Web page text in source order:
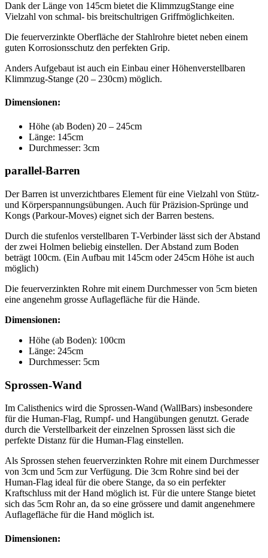
Dank der Länge von 145cm bietet die KlimmzugStange eine
Vielzahl von schmal- bis breitschultrigen Griffmöglichkeiten.
Die feuerverzinkte Oberfläche der Stahlrohre bietet neben einem
guten Korrosionsschutz den perfekten Grip.
Anders Aufgebaut ist auch ein Einbau einer Höhenverstellbaren
Klimmzug-Stange (20 – 230cm) möglich.
Dimensionen:
Höhe (ab Boden) 20 – 245cm
Länge: 145cm
Durchmesser: 3cm
parallel-Barren
Der Barren ist unverzichtbares Element für eine Vielzahl von Stütz-
und Körperspannungsübungen. Auch für Präzision-Sprünge und
Kongs (Parkour-Moves) eignet sich der Barren bestens.
Durch die stufenlos verstellbaren T-Verbinder lässt sich der Abstand
der zwei Holmen beliebig einstellen. Der Abstand zum Boden
beträgt 100cm. (Ein Aufbau mit 145cm oder 245cm Höhe ist auch
möglich)
Die feuerverzinkten Rohre mit einem Durchmesser von 5cm bieten
eine angenehm grosse Auflagefläche für die Hände.
Dimensionen:
Höhe (ab Boden): 100cm
Länge: 245cm
Durchmesser: 5cm
Sprossen-Wand
Im Calisthenics wird die Sprossen-Wand (WallBars) insbesondere
für die Human-Flag, Rumpf- und Hangübungen genutzt. Gerade
durch die Verstellbarkeit der einzelnen Sprossen lässt sich die
perfekte Distanz für die Human-Flag einstellen.
Als Sprossen stehen feuerverzinkten Rohre mit einem Durchmesser
von 3cm und 5cm zur Verfügung. Die 3cm Rohre sind bei der
Human-Flag ideal für die obere Stange, da so ein perfekter
Kraftschluss mit der Hand möglich ist. Für die untere Stange bietet
sich das 5cm Rohr an, da so eine grössere und damit angenehmere
Auflagefläche für die Hand möglich ist.
Dimensionen: